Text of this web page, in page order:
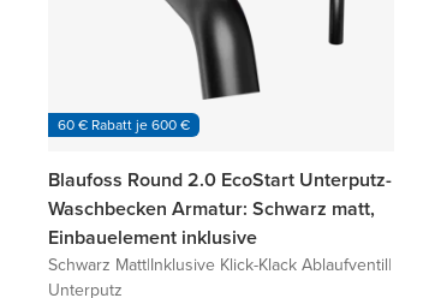
60 € Rabatt je 600 €
Blaufoss Round 2.0 EcoStart Unterputz-
Waschbecken Armatur: Schwarz matt,
Einbauelement inklusive
Schwarz Matt|Inklusive Klick-Klack Ablaufventil|
Unterputz